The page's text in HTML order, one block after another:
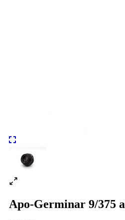
Apo-Germinar 9/375